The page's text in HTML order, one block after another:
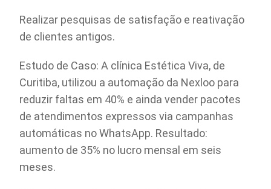
Realizar pesquisas de satisfação e reativação
de clientes antigos.
Estudo de Caso: A clínica Estética Viva, de
Curitiba, utilizou a automação da Nexloo para
reduzir faltas em 40% e ainda vender pacotes
de atendimentos expressos via campanhas
automáticas no WhatsApp. Resultado:
aumento de 35% no lucro mensal em seis
meses.